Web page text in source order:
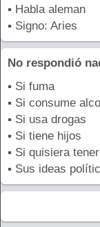
▪ Habla aleman
▪ Signo: Aries
No respondió
▪ Si fuma
▪ Si consume
▪ Si usa drogas
▪ Si tiene hijos
▪ Si quisiera
▪ Sus ideas